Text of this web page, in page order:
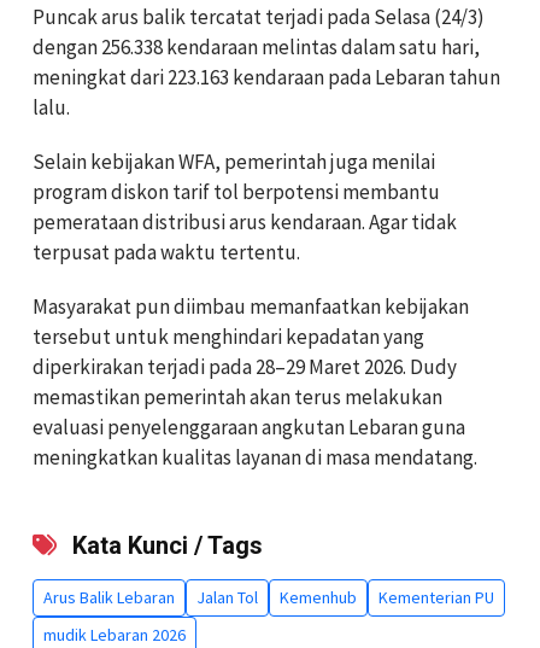
Puncak arus balik tercatat terjadi pada Selasa (24/3)
dengan 256.338 kendaraan melintas dalam satu hari,
meningkat dari 223.163 kendaraan pada Lebaran tahun
lalu.
Selain kebijakan WFA, pemerintah juga menilai
program diskon tarif tol berpotensi membantu
pemerataan distribusi arus kendaraan. Agar tidak
terpusat pada waktu tertentu.
Masyarakat pun diimbau memanfaatkan kebijakan
tersebut untuk menghindari kepadatan yang
diperkirakan terjadi pada 28–29 Maret 2026. Dudy
memastikan pemerintah akan terus melakukan
evaluasi penyelenggaraan angkutan Lebaran guna
meningkatkan kualitas layanan di masa mendatang.
Kata Kunci / Tags
Arus Balik Lebaran Jalan Tol Kemenhub
Kementerian PU
mudik Lebaran 2026